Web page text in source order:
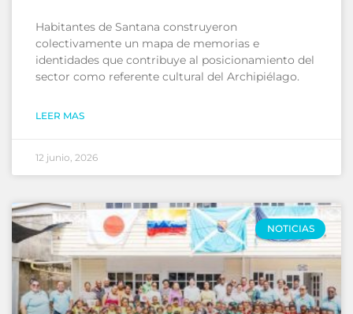
Habitantes de Santana construyeron
colectivamente un mapa de memorias e
identidades que contribuye al posicionamiento del
sector como referente cultural del Archipiélago.
LEER MAS
12 junio, 2026
NOTICIAS